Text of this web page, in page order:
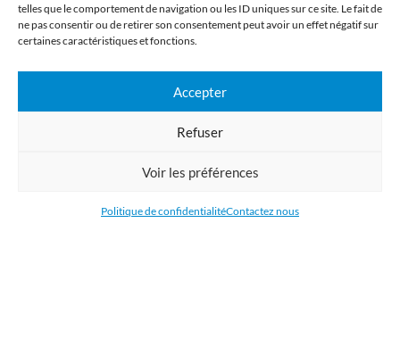
telles que le comportement de navigation ou les ID uniques sur ce site. Le fait de
ne pas consentir ou de retirer son consentement peut avoir un effet négatif sur
certaines caractéristiques et fonctions.
Accepter
Refuser
Voir les préférences
Politique de confidentialitéContactez nous
Imprimerie numérique grand format
entreprise. Nous imprimons : bâche, tissu, film adhésive, drapeau,
Belgique, aux Pays-Bas et au Luxembourg et dans la plupart des pays de